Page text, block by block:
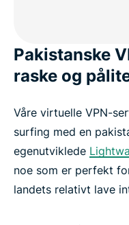
Pakistanske
raske og
Våre virtuelle VPN-
surfing med en
egenutviklede
noe som er perfekt
landets relativt lave